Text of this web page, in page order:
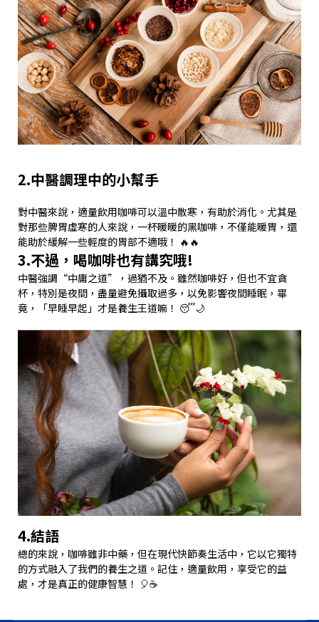
2.中醫調理中的小幫手
對中醫來說，適量飲用咖啡可以溫中散寒，有助於消化。尤其是
對那些脾胃虛寒的人來說，一杯暖暖的黑咖啡，不僅能暖胃，還
能助於緩解一些輕度的胃部不適哦！ 🔥🔥
3.不過，喝咖啡也有講究哦!
中醫強調“中庸之道”，過猶不及。雖然咖啡好，但也不宜貪
杯，特別是夜間，盡量避免攝取過多，以免影響夜間睡眠，畢
竟，「早睡早起」才是養生王道嘛！ 😴🌙
4.結語
總的來說，咖啡雖非中藥，但在現代快節奏生活中，它以它獨特
的方式融入了我們的養生之道。記住，適量飲用，享受它的益
處，才是真正的健康智慧！ 🎈☕️